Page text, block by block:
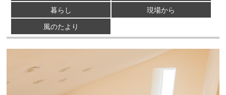
暮らし
現場から
風のたより